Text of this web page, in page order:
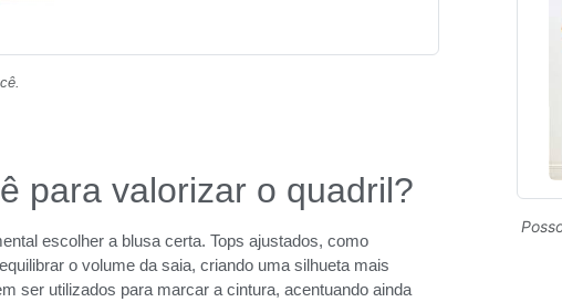
para valorizar o quadril?
escolher a blusa certa. Tops ajustados, como
o volume da saia, criando uma silhueta mais
ser utilizados para marcar a cintura, acentuando ainda